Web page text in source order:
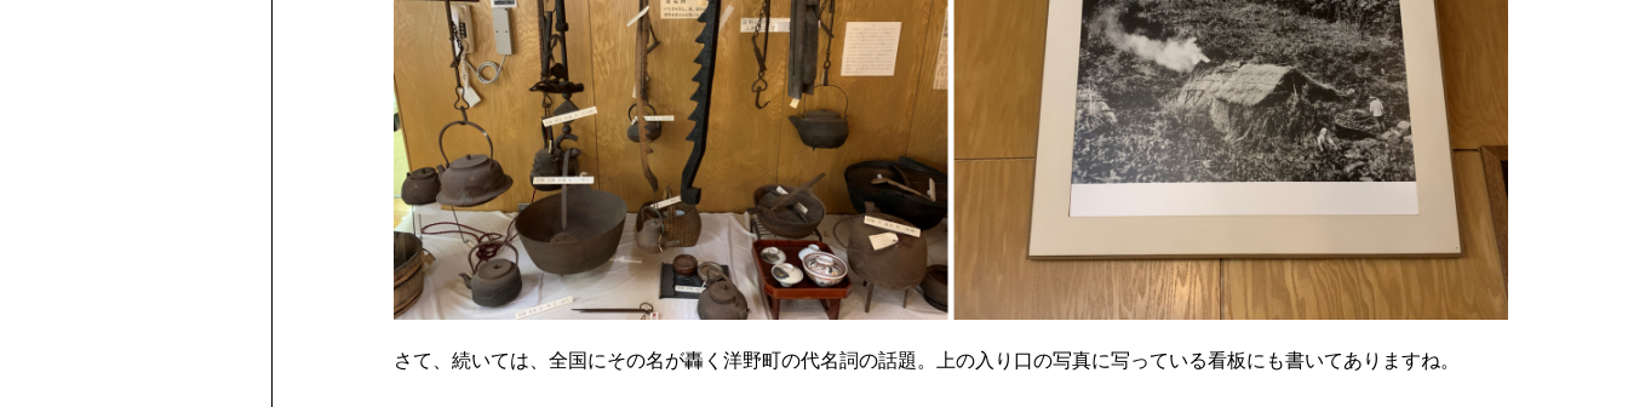
さて、続いては、全国にその名が轟く洋野町の代名詞の話題。上の入り口の写真に写っている看板にも書いてありますね。